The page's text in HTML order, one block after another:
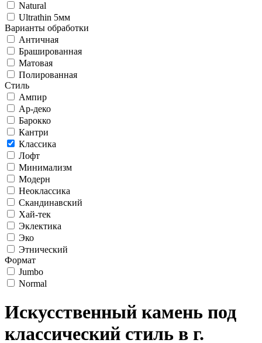
Natural
Ultrathin 5мм
Варианты обработки
Античная
Брашированная
Матовая
Полированная
Стиль
Ампир
Ар-деко
Барокко
Кантри
Классика
Лофт
Минимализм
Модерн
Неоклассика
Скандинавский
Хай-тек
Эклектика
Эко
Этнический
Формат
Jumbo
Normal
Искусственный камень под
классический стиль в г.